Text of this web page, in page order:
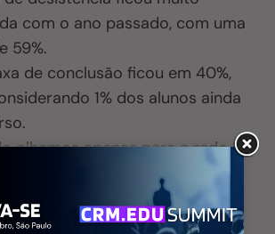
com o ano passado, com uma
59%.
de conclusão ficou em 40%,
1% dos alunos ainda
olhamos apenas para a rede
é de 61%,
a de permanência é de 39%,
pequena em relação as